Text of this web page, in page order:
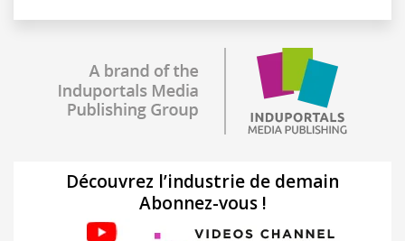
Découvrez l’industrie de demain
Abonnez-vous !